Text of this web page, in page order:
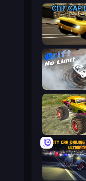
City Car Driver
Drift No Limit